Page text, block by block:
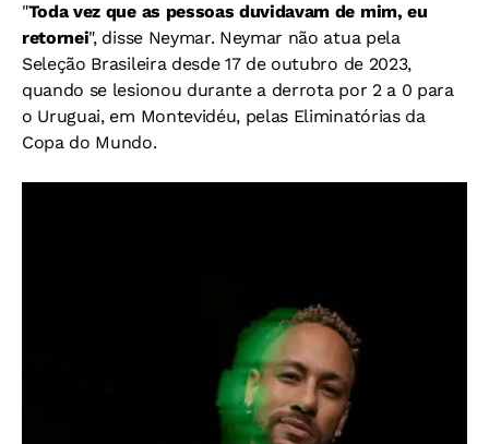
"Toda vez que as pessoas duvidavam de mim, eu
retornei", disse Neymar. Neymar não atua pela
Seleção Brasileira desde 17 de outubro de 2023,
quando se lesionou durante a derrota por 2 a 0 para
o Uruguai, em Montevidéu, pelas Eliminatórias da
Copa do Mundo.